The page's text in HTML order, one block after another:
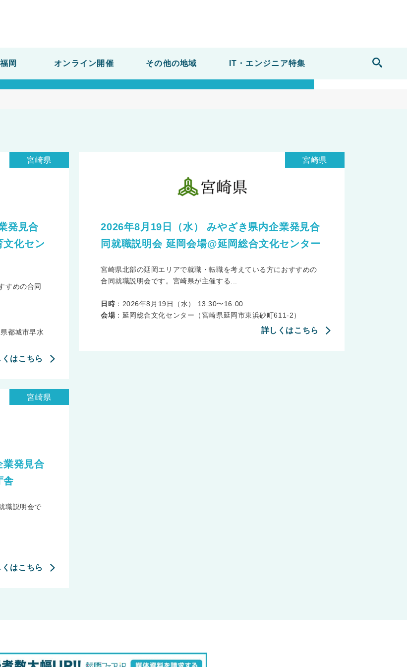
福岡 オンライン開催 その他の地域 IT・エンジニア特集
職フェア・転職イベント・セミナー
発見合
文化セン
宮崎県
すめの合同
都城市早水
くはこちら
2026年8月19日（水） みやざき県内企業発見合
同就職説明会 延岡会場@延岡総合文化センター
宮崎県
宮崎県北部の延岡エリアで就職・転職を考えている方におすすめの
合同就職説明会です。宮崎県が主催する...
日時 ：2026年8月19日（水） 13:30〜16:00
会場 ：延岡総合文化センター（宮崎県延岡市東浜砂町611-2）
詳しくはこちら
発見合
舎
宮崎県
職説明会で
くはこちら